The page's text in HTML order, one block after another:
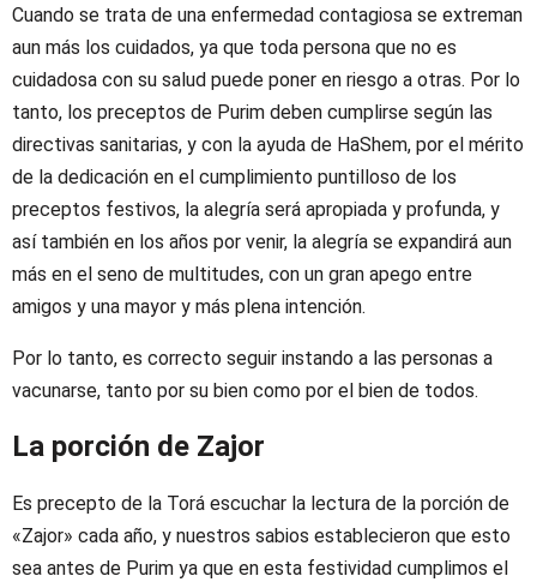
Cuando se trata de una enfermedad contagiosa se extreman
aun más los cuidados, ya que toda persona que no es
cuidadosa con su salud puede poner en riesgo a otras. Por lo
tanto, los preceptos de Purim deben cumplirse según las
directivas sanitarias, y con la ayuda de HaShem, por el mérito
de la dedicación en el cumplimiento puntilloso de los
preceptos festivos, la alegría será apropiada y profunda, y
así también en los años por venir, la alegría se expandirá aun
más en el seno de multitudes, con un gran apego entre
amigos y una mayor y más plena intención.
Por lo tanto, es correcto seguir instando a las personas a
vacunarse, tanto por su bien como por el bien de todos.
La porción de Zajor
Es precepto de la Torá escuchar la lectura de la porción de
«Zajor» cada año, y nuestros sabios establecieron que esto
sea antes de Purim ya que en esta festividad cumplimos el